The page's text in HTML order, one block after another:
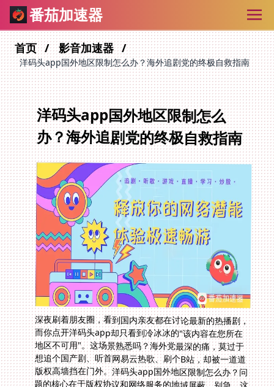
番茄加速器
首页 影音加速器
洋码头app国外地区限制怎么办？海外追剧党的终极自救指南
洋码头app国外地区限制怎么
办？海外追剧党的终极自救指南
深夜刷着朋友圈，看到国内亲友都在讨论最新的热播剧，
而你点开洋码头app却只看到冷冰冰的"该内容在您所在
地区不可用"。这场景熟悉吗？海外党最深的痛，莫过于
想追个国产剧、听首网易云热歌、刷个B站，却被一道道
版权高墙挡在门外。洋码头app国外地区限制怎么办？问
题的核心在于版权协议和网络服务的地域屏蔽。别急，这
篇文章就是为你量身定制的破壁指南，让你无论身处纽
约、伦敦还是悉尼，都能像在国内一样自由追剧听歌刷视